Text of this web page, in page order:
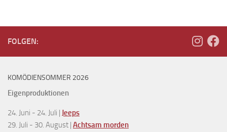
FOLGEN:
KOMÖDIENSOMMER 2026
Eigenproduktionen
24. Juni - 24. Juli | Jeeps
29. Juli - 30. August | Achtsam morden